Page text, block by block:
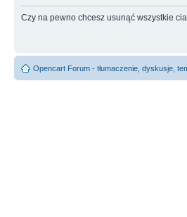
Czy na pewno chcesz usunąć wszystkie
Opencart Forum - tłumaczenie, dyskusje,